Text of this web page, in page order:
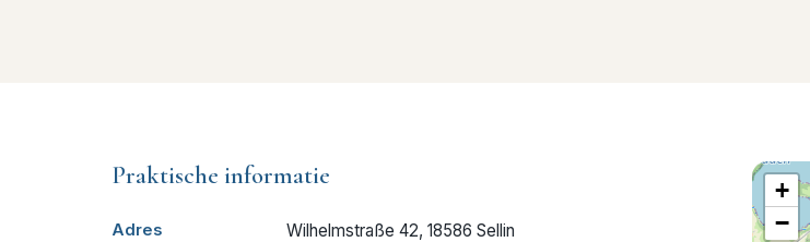
Praktische informatie
Adres Wilhelmstraße 42, 18586 Sellin
+
−